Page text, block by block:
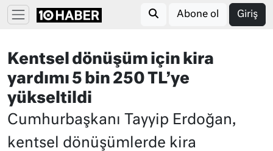
Abone ol Giriş
Kentsel dönüşüm için kira
yardımı 5 bin 250 TL’ye
yükseltildi
Cumhurbaşkanı Tayyip Erdoğan,
kentsel dönüşümlerde kira